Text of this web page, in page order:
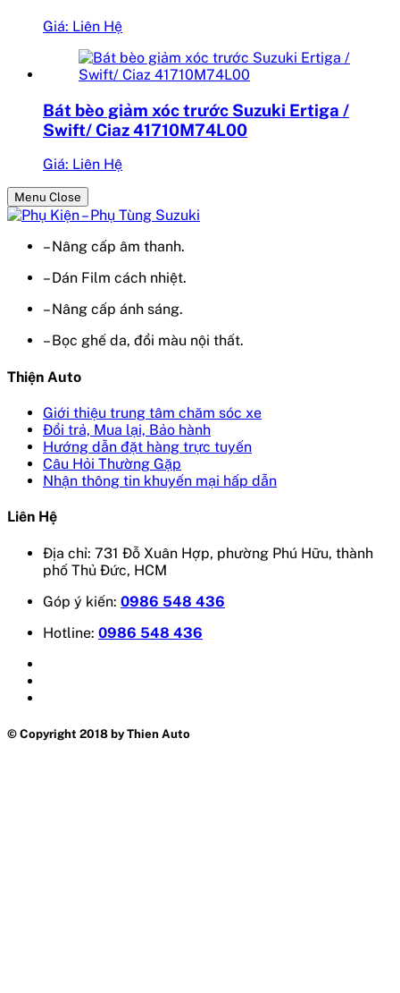
Giá: Liên Hệ
Bát bèo giảm xóc trước Suzuki Ertiga /
Swift/ Ciaz 41710M74L00
Giá: Liên Hệ
Menu Close
– Nâng cấp âm thanh.
– Dán Film cách nhiệt.
– Nâng cấp ánh sáng.
– Bọc ghế da, đổi màu nội thất.
Thiện Auto
Giới thiệu trung tâm chăm sóc xe
Đổi trả, Mua lại, Bảo hành
Hướng dẫn đặt hàng trực tuyến
Câu Hỏi Thường Gặp
Nhận thông tin khuyến mại hấp dẫn
Liên Hệ
Địa chỉ: 731 Đỗ Xuân Hợp, phường Phú Hữu, thành
phố Thủ Đức, HCM
Góp ý kiến: 0986 548 436
Hotline: 0986 548 436
© Copyright 2018 by Thien Auto